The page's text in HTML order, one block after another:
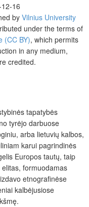
16
by Vilnius University
under the terms of
(CC BY), which permits
in any medium,
credited.
tapatybės
tyrėjo darbuose
arba lietuvių kalbos,
karui pagrindinės
Europos tautų, taip
formuodamas
etnografinėse
kalbėjusiose